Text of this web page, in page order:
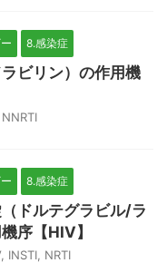
8.感染症
ビリン）の作用機
NNRTI
8.感染症
ドルテグラビル/ラ
序【HIV】
, INSTI NRTI